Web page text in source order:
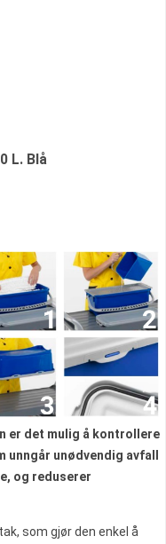
L. Blå
er det mulig å kontrollere
unngår unødvendig avfall
og reduserer
som gjør den enkel å